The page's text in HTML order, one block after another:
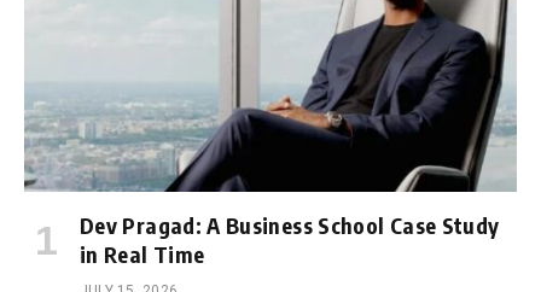
Dev Pragad: A Business School Case Study
in Real Time